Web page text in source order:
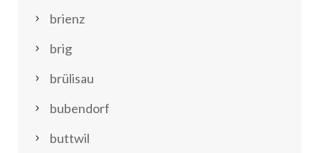
brienz
brig
brülisau
bubendorf
buttwil